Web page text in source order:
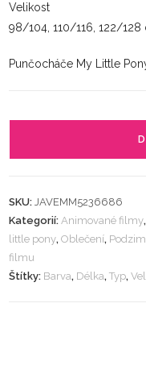
Velikost
98/104, 110/116, 122/128
Punčocháče My Little
SKU:JAVEMM5236686
Kategorií:Animované filmy,
little pony,Oblečení,
filmu
Štítky: Barva, Délka,Typ,